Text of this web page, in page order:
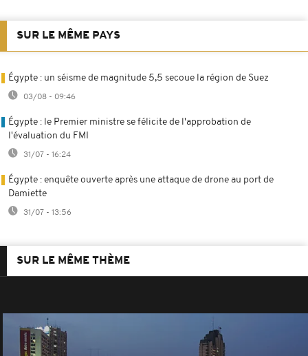
SUR LE MÊME PAYS
Égypte : un séisme de magnitude 5,5 secoue la région de Suez
03/08 - 09:46
Égypte : le Premier ministre se félicite de l'approbation de
l'évaluation du FMI
31/07 - 16:24
Égypte : enquête ouverte après une attaque de drone au port de
Damiette
31/07 - 13:56
SUR LE MÊME THÈME